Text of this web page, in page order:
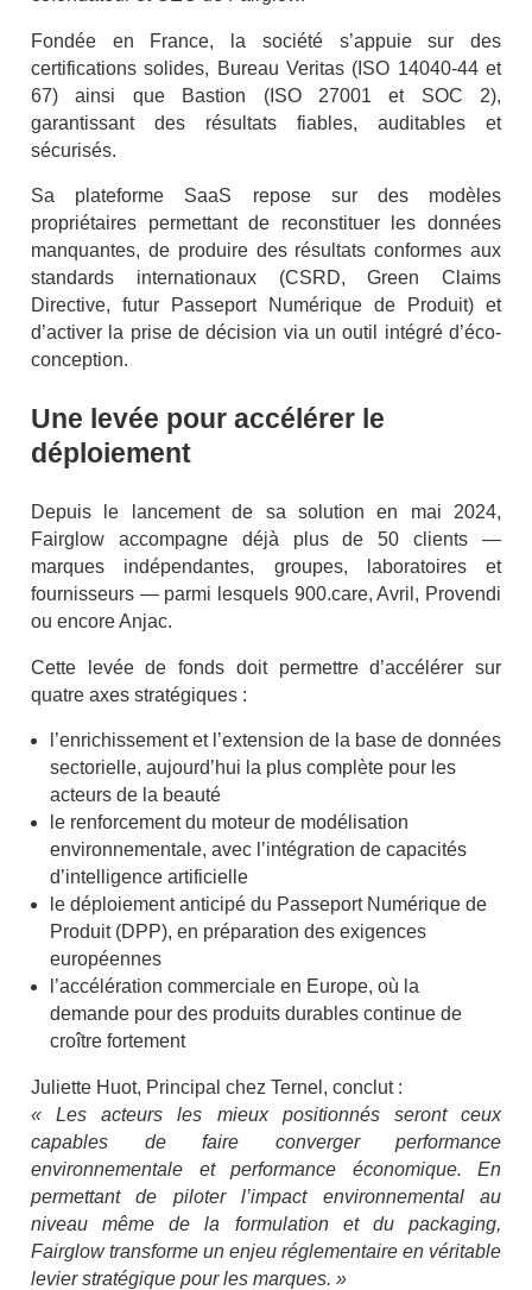
Fondée en France, la société s’appuie sur des
certifications solides, Bureau Veritas (ISO 14040-44 et
67) ainsi que Bastion (ISO 27001 et SOC 2),
garantissant des résultats fiables, auditables et
sécurisés.
Sa plateforme SaaS repose sur des modèles
propriétaires permettant de reconstituer les données
manquantes, de produire des résultats conformes aux
standards internationaux (CSRD, Green Claims
Directive, futur Passeport Numérique de Produit) et
d’activer la prise de décision via un outil intégré d’éco-
conception.
Une levée pour accélérer le
déploiement
Depuis le lancement de sa solution en mai 2024,
Fairglow accompagne déjà plus de 50 clients —
marques indépendantes, groupes, laboratoires et
fournisseurs — parmi lesquels 900.care, Avril, Provendi
ou encore Anjac.
Cette levée de fonds doit permettre d’accélérer sur
quatre axes stratégiques :
l’enrichissement et l’extension de la base de données
sectorielle, aujourd’hui la plus complète pour les
acteurs de la beauté
le renforcement du moteur de modélisation
environnementale, avec l’intégration de capacités
d’intelligence artificielle
le déploiement anticipé du Passeport Numérique de
Produit (DPP), en préparation des exigences
européennes
l’accélération commerciale en Europe, où la
demande pour des produits durables continue de
croître fortement
Juliette Huot, Principal chez Ternel, conclut :
« Les acteurs les mieux positionnés seront ceux
capables de faire converger performance
environnementale et performance économique. En
permettant de piloter l’impact environnemental au
niveau même de la formulation et du packaging,
Fairglow transforme un enjeu réglementaire en véritable
levier stratégique pour les marques. »